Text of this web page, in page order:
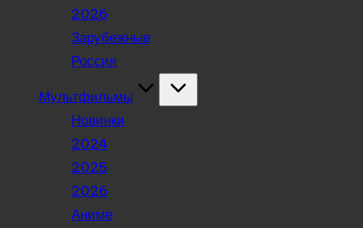
2026
Зарубежные
Россия
Мультфильмы
Новинки
2024
2025
2026
Аниме